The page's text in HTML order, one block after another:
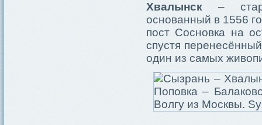
Хвалынск –
основанный в 1556
пост Сосновка на
спустя
один из самых